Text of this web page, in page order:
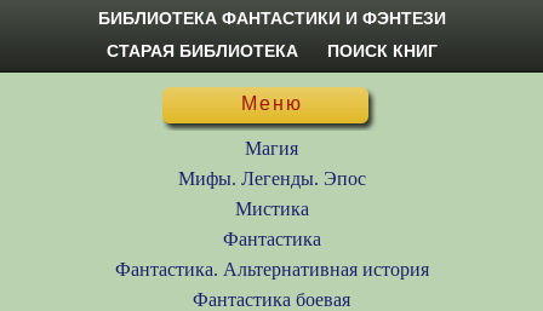
БИБЛИОТЕКА ФАНТАСТИКИ И ФЭНТЕЗИ
СТАРАЯ БИБЛИОТЕКА
ПОИСК КНИГ
Меню
Магия
Мифы. Легенды. Эпос
Мистика
Фантастика
Фантастика. Альтернативная история
Фантастика боевая